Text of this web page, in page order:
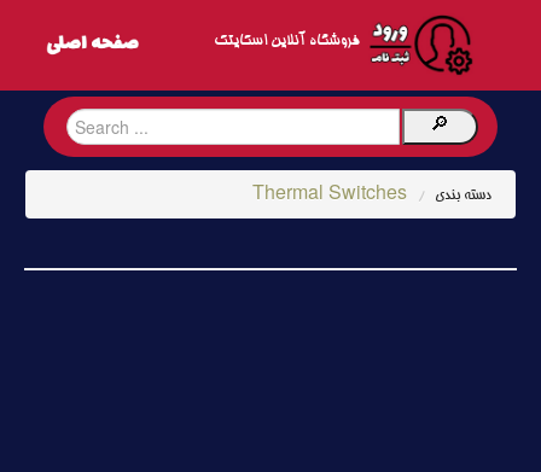
فروشگاه آنلاین اسکایتک
دسته بندی /
Thermal Switches